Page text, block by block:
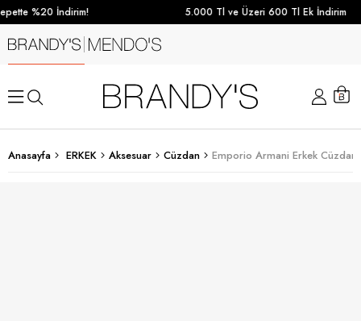
%20 İndirim! 5.000 Tl ve Üzeri 600 Tl Ek İndirim
Anasayfa ERKEK Aksesuar Cüzdan Emporio Armani Erkek Cüzdan